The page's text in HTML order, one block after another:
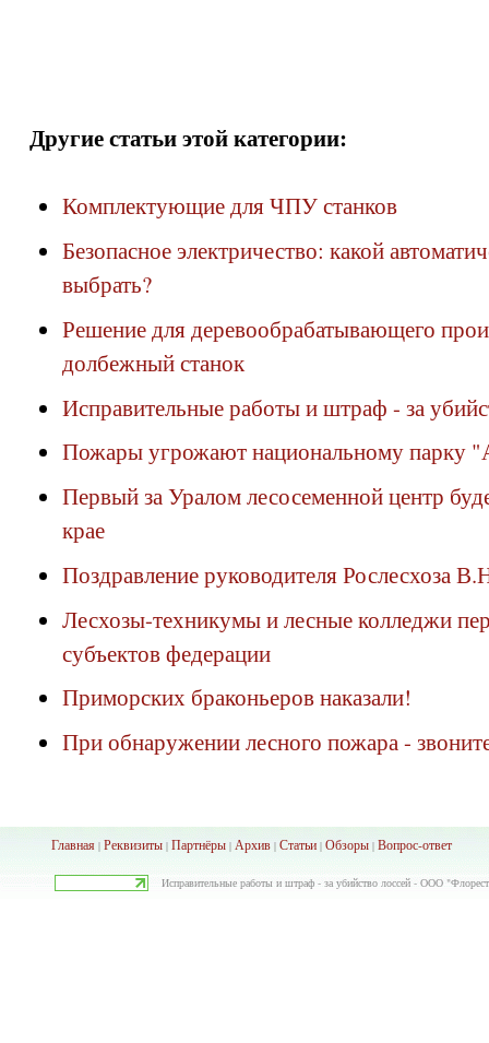
Другие статьи этой категории:
Комплектующие для ЧПУ станков
Безопасное электричество: какой
выбрать?
Решение для деревообрабатывающего
долбежный станок
Исправительные работы и штраф - за
Пожары угрожают национальному парку
Первый за Уралом лесосеменной центр
крае
Поздравление руководителя Рослесхоза
Лесхозы-техникумы и лесные колледжи
субъектов федерации
Приморских браконьеров наказали!
При обнаружении лесного пожара -
Главная| Реквизиты| Партнёры| Архив| Статьи| Обзоры| Вопрос-ответ
Исправительные работы и штраф - за убийство лоссей - ООО